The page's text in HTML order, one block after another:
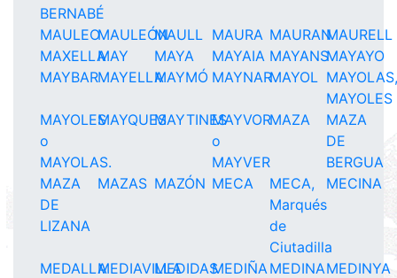
BERNABÉ
MAULEOMAULEÓNMAULL MAURA MAURANMAURELL
MAXELLAMAY MAYA MAYAIA MAYANSMAYAYO
MAYBARMAYELLAMAYMÓ MAYNARMAYOL
MAYOLES
MAYOLES
o
MAYOLAS.
MAYQUESMAYTINESMAYVOR
o
MAYVER
MAZA
MAZA
DE
BERGUA
MAZA
DE
LIZANA
MAZAS MAZÓN MECA
MECA,
Marqués
de
Ciutadilla
MECINA
MEDALLAMEDIAVILLAMEDIDASMEDIÑAMEDINAMEDINYA